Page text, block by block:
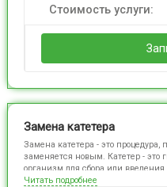
ткани. Вскрытие и дренаж
снятия воспаления. Процедура
после нее может потребоваться
оставшегося гноя.
Стоимость услуги:
Замена катетера
Замена катетера - это процедура,
заменяется новым. Катетер - это
организм для сбора или
других медицинских процедур.
Читать подробнее